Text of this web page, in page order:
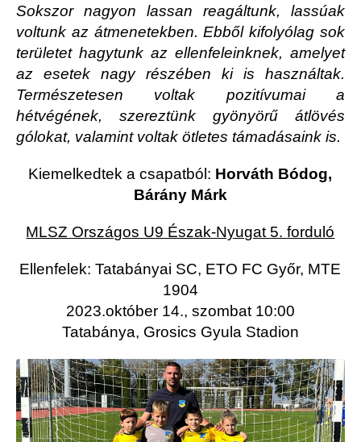
Sokszor nagyon lassan reagáltunk, lassúak
voltunk az átmenetekben. Ebből kifolyólag sok
területet hagytunk az ellenfeleinknek, amelyet
az esetek nagy részében ki is használtak.
Természetesen voltak pozitívumai a
hétvégének, szereztünk gyönyörű átlövés
gólokat, valamint voltak ötletes támadásaink is.
Kiemelkedtek a csapatból: Horváth Bódog,
Bárány Márk
MLSZ Országos U9 Észak-Nyugat 5. forduló
Ellenfelek: Tatabányai SC, ETO FC Győr, MTE
1904
2023.október 14., szombat 10:00
Tatabánya, Grosics Gyula Stadion